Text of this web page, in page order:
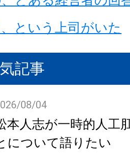
という上司がいた
記事
08/04
本人志が一時的人工
について語りたい